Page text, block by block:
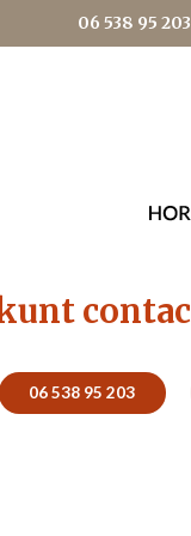
06 538 95 203
06 538 95 203